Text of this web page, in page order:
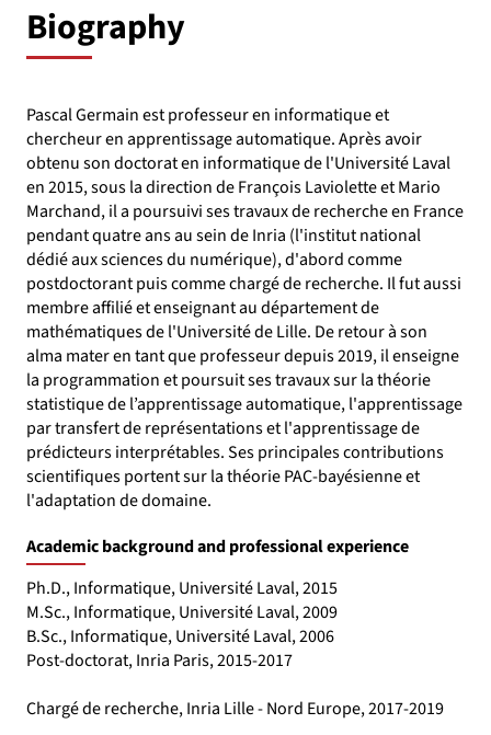
Biography
Pascal Germain est professeur en informatique et
chercheur en apprentissage automatique. Après avoir
obtenu son doctorat en informatique de l'Université Laval
en 2015, sous la direction de François Laviolette et Mario
Marchand, il a poursuivi ses travaux de recherche en France
pendant quatre ans au sein de Inria (l'institut national
dédié aux sciences du numérique), d'abord comme
postdoctorant puis comme chargé de recherche. Il fut aussi
membre affilié et enseignant au département de
mathématiques de l'Université de Lille. De retour à son
alma mater en tant que professeur depuis 2019, il enseigne
la programmation et poursuit ses travaux sur la théorie
statistique de l’apprentissage automatique, l'apprentissage
par transfert de représentations et l'apprentissage de
prédicteurs interprétables. Ses principales contributions
scientifiques portent sur la théorie PAC-bayésienne et
l'adaptation de domaine.
Academic background and professional experience
Ph.D., Informatique, Université Laval, 2015
M.Sc., Informatique, Université Laval, 2009
B.Sc., Informatique, Université Laval, 2006
Post-doctorat, Inria Paris, 2015-2017
Chargé de recherche, Inria Lille - Nord Europe, 2017-2019